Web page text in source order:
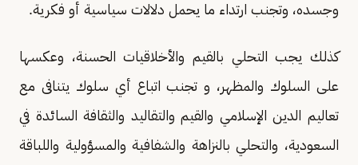
وجسده، وتجنب ارتداء ما يحمل دلالات سياسية أو فكرية.
كذلك يجب التحلي بالقيم والأخلاقيات الحسنة، وعكسها
على السلوك والمظهر، و تجنب اتباع أي سلوك يتنافى مع
تعاليم الدين الإسلامي والقيم والتقاليد والثقافة السائدة في
السعودية، والتحلي بالنزاهة والشفافية والمسؤولية واللباقة